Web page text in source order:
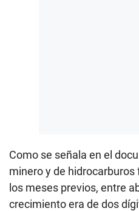
Como se señala en el
minero y de hidrocarburos
los meses previos, entre
crecimiento era de dos